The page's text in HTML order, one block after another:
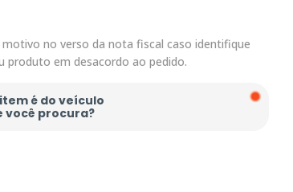
no verso da nota fiscal caso identifique
produto em desacordo ao pedido.
é do veículo
você procura?